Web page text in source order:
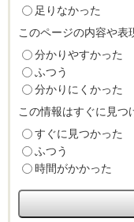
足りなかった
このページの内容や表
分かりやすかった
ふつう
分かりにくかった
この情報はすぐに見つ
すぐに見つかった
ふつう
時間がかかった